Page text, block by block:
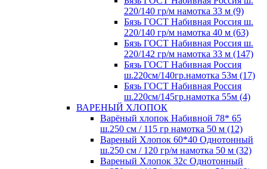
220/140 гр/м намотка 33 м (9)
Бязь ГОСТ Набивная Россия ш.
220/140 гр/м намотка 40 м (63)
Бязь ГОСТ Набивная Россия ш.
220/142 гр/м намотка 33 м (147)
Бязь ГОСТ Набивная Россия
ш.220см/140гр.намотка 53м (17)
Бязь ГОСТ Набивная Россия
ш.220см/145гр.намотка 55м (4)
ВАРЕНЫЙ ХЛОПОК
Варёный хлопок Набивной 78* 65
ш.250 см / 115 гр намотка 50 м (12)
Вареный Хлопок 60*40 Однотонный
ш.250 см / 120 гр/м намотка 50 м (32)
Вареный Хлопок 32с Однотонный